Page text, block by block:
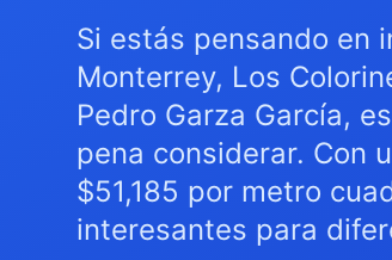
Si estás pensando en
Monterrey, Los
Pedro Garza García,
pena considerar. Con
$51,185 por metro
interesantes para